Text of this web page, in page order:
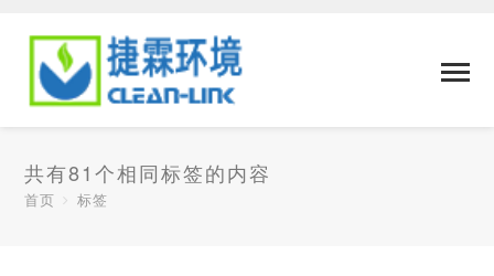
共有81个相同标签的内容
首页 标签